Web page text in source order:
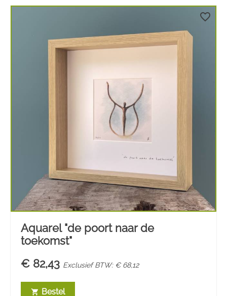
favorite_border
Aquarel "de poort naar de
toekomst"
€ 82,43 Exclusief BTW: € 68,12
shopping_cart Bestel